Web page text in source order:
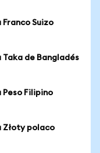
Franco Suizo
Taka de Bangladés
Peso Filipino
Złoty polaco